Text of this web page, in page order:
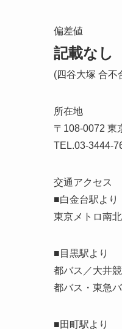
偏差値
記載なし
(四谷大塚 合不
所在地
〒108-0072 東
TEL.03-3444-
交通アクセス
■白金台駅より
東京メトロ南
■目黒駅より
都バス／大井
都バス・東急
■田町駅より